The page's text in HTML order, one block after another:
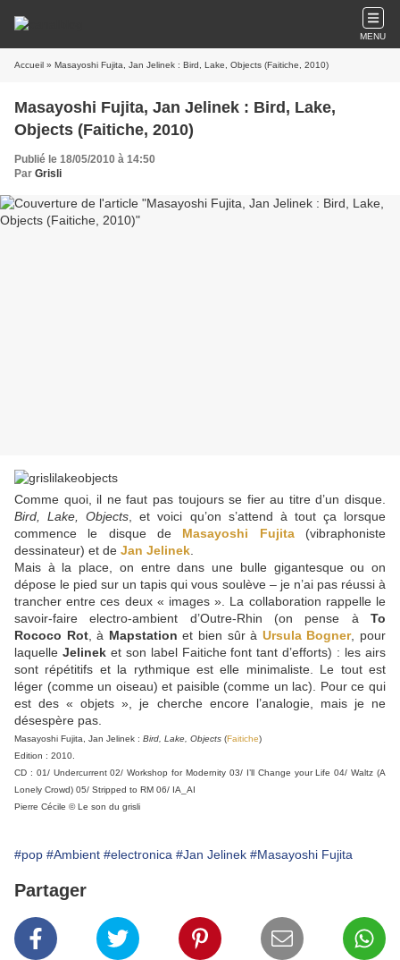
MENU
Accueil » Masayoshi Fujita, Jan Jelinek : Bird, Lake, Objects (Faitiche, 2010)
Masayoshi Fujita, Jan Jelinek : Bird, Lake,
Objects (Faitiche, 2010)
Publié le 18/05/2010 à 14:50
Par Grisli
Comme quoi, il ne faut pas toujours se fier au titre d’un disque.
Bird, Lake, Objects , et voici qu’on s’attend à tout ça lorsque
commence le disque de Masayoshi Fujita(vibraphoniste
dessinateur) et de Jan Jelinek
Mais à la place, on entre dans une bulle gigantesque ou on
dépose le pied sur un tapis qui vous soulève – je n’ai pas réussi à
trancher entre ces deux « images ». La collaboration rappelle le
savoir-faire electro-ambient d’Outre-Rhin (on pense à To
Rococo Rot, à Mapstation et bien sûr à Ursula Bogner, pour
laquelle Jelineket son label Faitiche font tant d’efforts) : les airs
sont répétitifs et la rythmique est elle minimaliste. Le tout est
léger (comme un oiseau) et paisible (comme un lac). Pour ce qui
est des « objets », je cherche encore l’analogie, mais je ne
désespère pas.
Masayoshi Fujita, Jan Jelinek : Bird, Lake, Objects (Faitiche)
Edition : 2010.
CD : 01/ Undercurrent 02/ Workshop for Modernity 03/ I’ll Change your Life 04/ Waltz (A
Lonely Crowd) 05/ Stripped to RM 06/ IA_AI
Pierre Cécile © Le son du grisli
#pop #Ambient #electronica #Jan Jelinek #Masayoshi Fujita
Partager